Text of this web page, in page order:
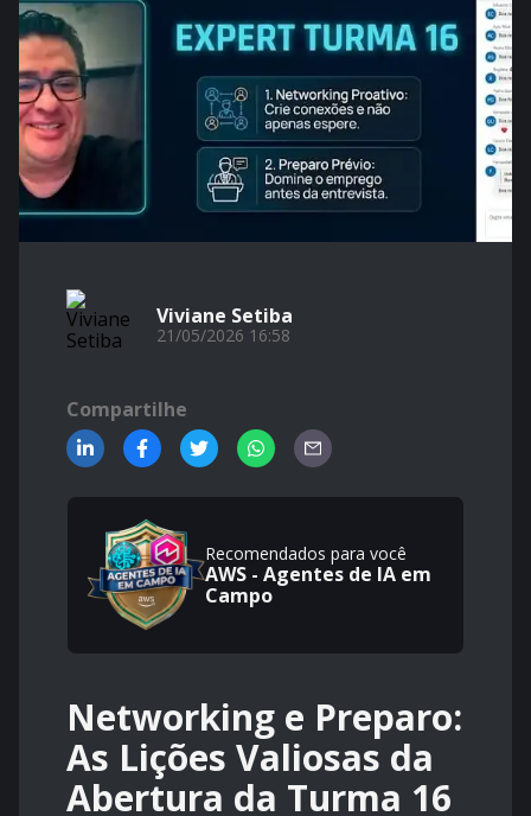
Viviane Setiba
21/05/2026 16:58
Compartilhe
Recomendados para você
AWS - Agentes de IA em
Campo
Networking e Preparo:
As Lições Valiosas da
Abertura da Turma 16